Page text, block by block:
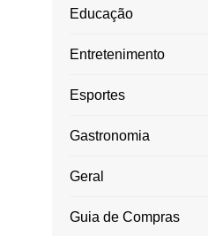
Educação
Entretenimento
Esportes
Gastronomia
Geral
Guia de Compras